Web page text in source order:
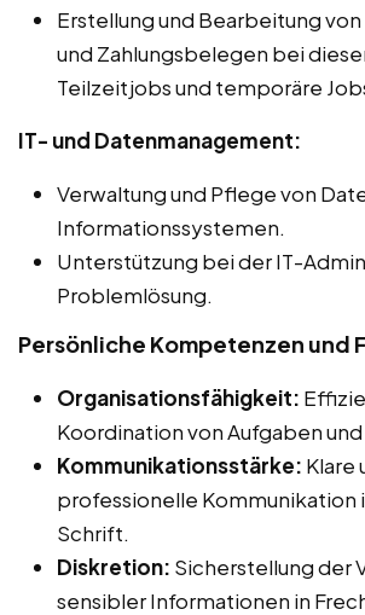
Erstellung und Bearbeitung
und Zahlungsbelegen bei
Teilzeitjobs und temporäre
IT- und Datenmanagement:
Verwaltung und Pflege von
Informationssystemen.
Unterstützung bei der IT-
Problemlösung.
Persönliche Kompetenzen und
Organisationsfähigkeit:
Koordination von Aufgaben
Kommunikationsstärke: Klare
professionelle Kommunikation
Schrift.
Diskretion: Sicherstellung der
sensibler Informationen in